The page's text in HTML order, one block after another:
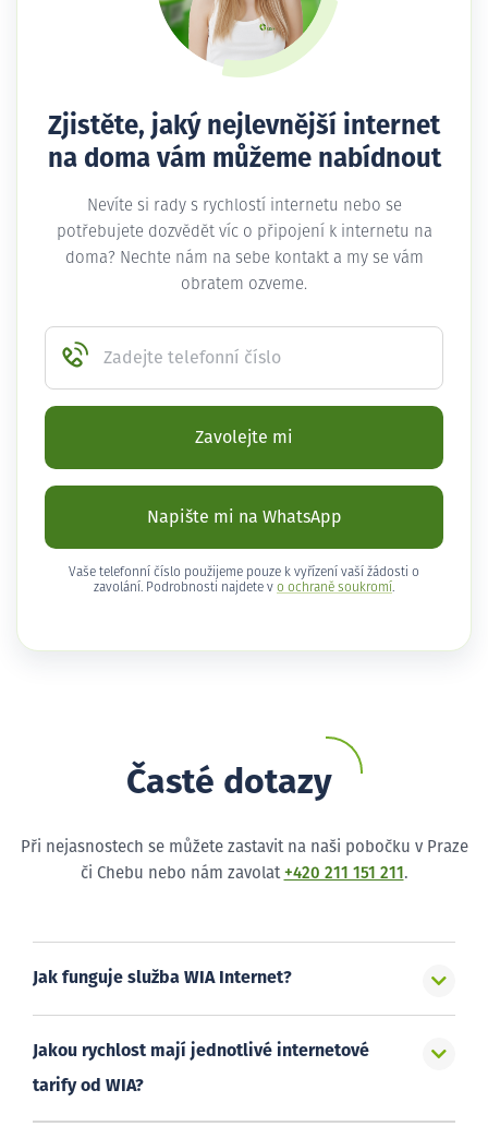
Zjistěte, jaký nejlevnější internet
na doma vám můžeme nabídnout
Nevíte si rady s rychlostí internetu nebo se
potřebujete dozvědět víc o připojení k internetu na
doma? Nechte nám na sebe kontakt a my se vám
obratem ozveme.
Zadejte telefonní číslo
Zavolejte mi
Napište mi na WhatsApp
Vaše telefonní číslo použijeme pouze k vyřízení vaší žádosti o
zavolání. Podrobnosti najdete v o ochraně soukromí .
Časté dotazy
Při nejasnostech se můžete zastavit na naši pobočku v Praze
či Chebu nebo nám zavolat +420 211 151 211 .
Jak funguje služba WIA Internet?
Jakou rychlost mají jednotlivé internetové
tarify od WIA?